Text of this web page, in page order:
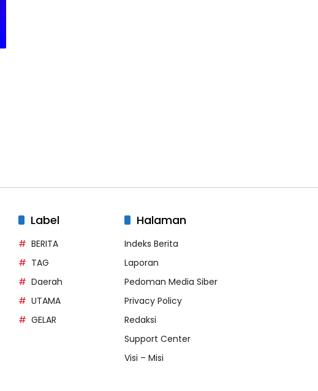
Label
BERITA
TAG
Daerah
UTAMA
GELAR
Halaman
Indeks Berita
Laporan
Pedoman Media Siber
Privacy Policy
Redaksi
Support Center
Visi – Misi